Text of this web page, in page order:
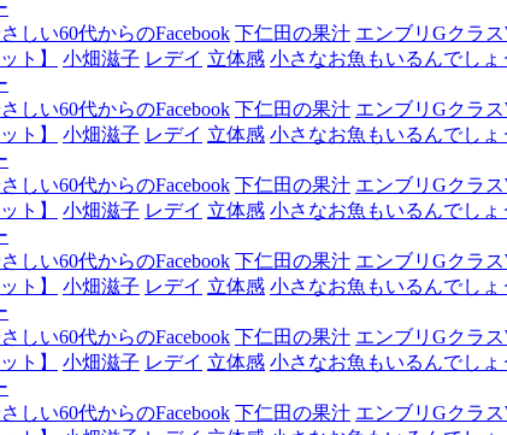
しい60代からのFacebook 下仁田の果汁 エンブリGクラ
ト】
小畑滋子 レデイ 立体感 小さなお魚もいるんでしょ
しい60代からのFacebook 下仁田の果汁 エンブリGクラ
ト】
小畑滋子 レデイ 立体感 小さなお魚もいるんでしょ
しい60代からのFacebook 下仁田の果汁 エンブリGクラ
ト】
小畑滋子 レデイ 立体感 小さなお魚もいるんでしょ
しい60代からのFacebook 下仁田の果汁 エンブリGクラ
ト】
小畑滋子 レデイ 立体感 小さなお魚もいるんでしょ
しい60代からのFacebook 下仁田の果汁 エンブリGクラ
ト】
小畑滋子 レデイ 立体感 小さなお魚もいるんでしょ
しい60代からのFacebook 下仁田の果汁 エンブリGクラ